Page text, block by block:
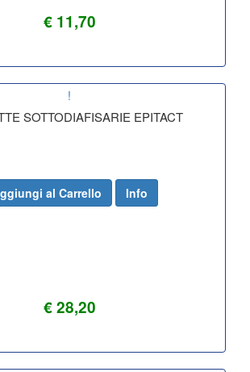
€ 11,70
!
SOTTODIAFISARIE EPITACT
€ 28,20
al Carrello Info